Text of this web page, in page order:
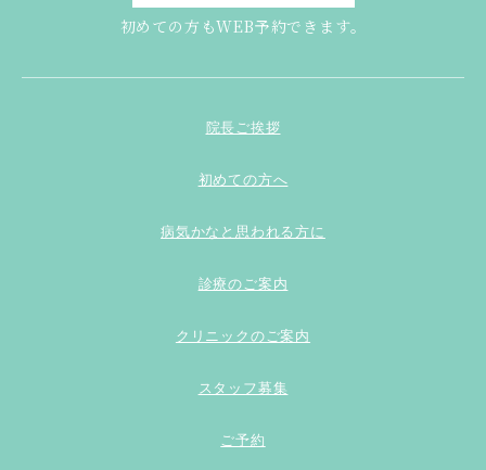
初めての方もWEB予約できます。
院長ご挨拶
初めての方へ
病気かなと思われる方に
診療のご案内
クリニックのご案内
スタッフ募集
ご予約